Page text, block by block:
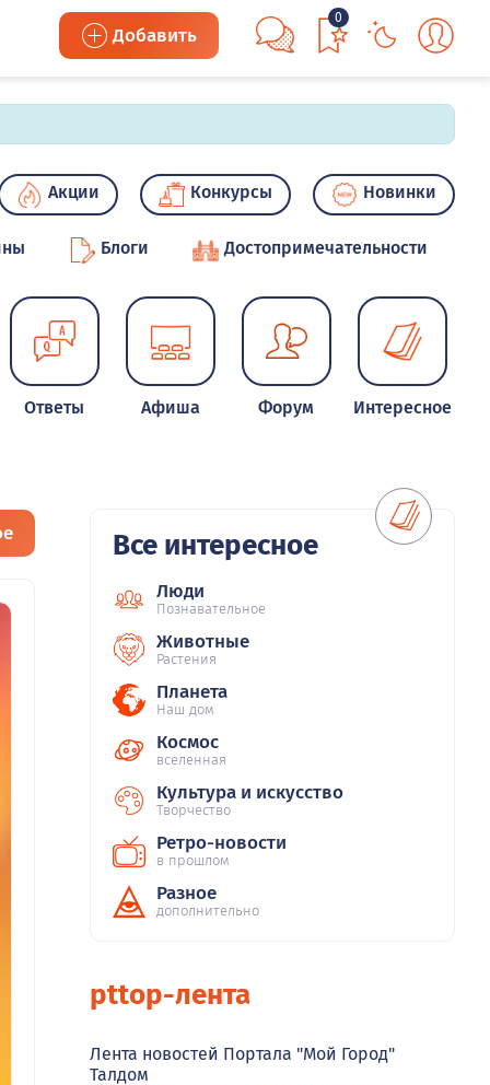
Добавить
0
Акции Конкурсы Новинки
Блоги Достопримечательности
Ответы Афиша Форум Интересное
Все интересное
Люди
Познавательное
Животные
Растения
Планета
Наш дом
Космос
вселенная
Культура и искусство
Творчество
Ретро-новости
в прошлом
Разное
дополнительно
pttop-лента
Лента новостей Портала "Мой Город"
Талдом